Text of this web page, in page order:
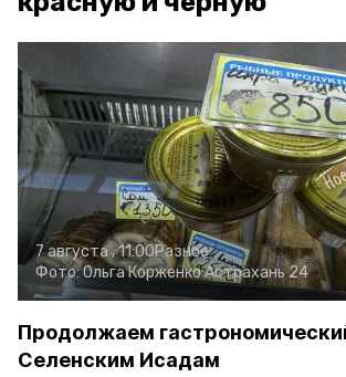
7 августа , 11:00Разное
Фото:Ольга КорженкоАстрахань 24
Продолжаем
Селенским Исадам